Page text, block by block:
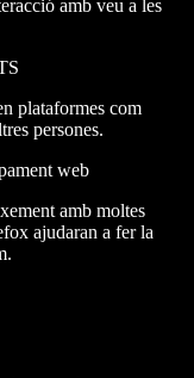
amb veu a les
plataformes com
persones.
web
amb moltes
ajudaran a fer la